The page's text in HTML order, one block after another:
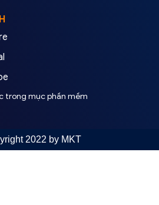
trong mục phần mềm
2022 by MKT